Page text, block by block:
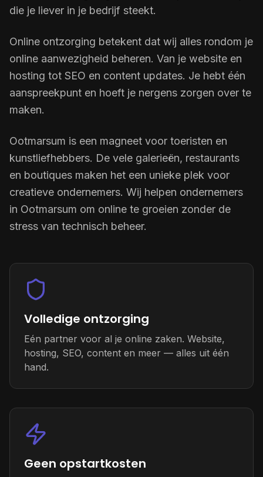
die je liever in je bedrijf steekt.
Online ontzorging betekent dat wij alles rondom je
online aanwezigheid beheren. Van je website en
hosting tot SEO en content updates. Je hebt één
aanspreekpunt en hoeft je nergens zorgen over te
maken.
Ootmarsum is een magneet voor toeristen en
kunstliefhebbers. De vele galerieën, restaurants
en boutiques maken het een unieke plek voor
creatieve ondernemers. Wij helpen ondernemers
in Ootmarsum om online te groeien zonder de
stress van technisch beheer.
Volledige ontzorging
Eén partner voor al je online zaken. Website,
hosting, SEO, content en meer — alles uit één
hand.
Geen opstartkosten